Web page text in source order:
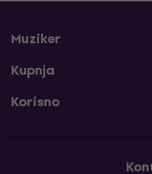
Muziker
Kupnja
Korisno